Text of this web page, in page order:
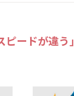
ードが違う」